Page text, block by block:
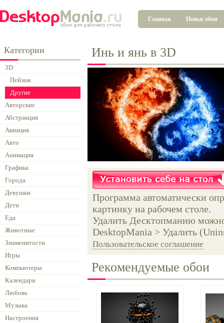
Главная Новые обои
Категории
3D
Пейзаж
Другие
Авторские
Абстракция
Авиация
Авто
Анимация
Графика
Города
Девушки
Дети
Еда
Животные
Знаменитости
Игры
Компьютеры
Календари
Любовь
Музыка
Настроения
Инь и янь в 3D
Программа автоматически
картинку на рабочем столе.
Удалить Десктопманию
DesktopMania > Удалить
Пользовательское соглашение
Рекомендуемые обои